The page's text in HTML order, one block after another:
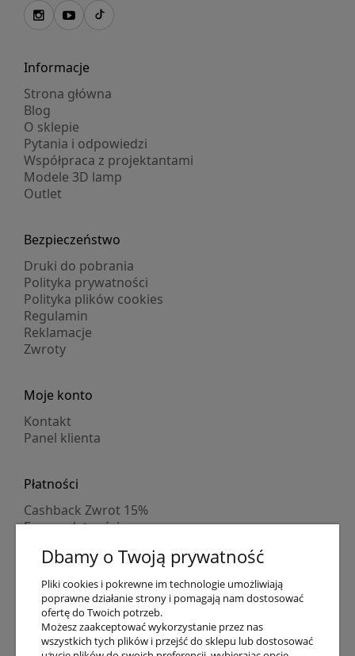
Informacje
Strona główna
Blog
O sklepie
Pytania i odpowiedzi
Współpraca z projektantami
Modele 3D lamp
Outlet
Bezpieczeństwo
Druki do pobrania
Polityka prywatności
Polityka plików cookies
Regulamin
Reklamacje
Zwroty
Moje konto
Kontakt
Panel klienta
Płatności
Cashback Zwrot 15%
Formy płatności
Numer konta
PayPo kupujesz, nie płacisz
Progi rabatowe
Promocje
Dbamy o Twoją prywatność
Pliki cookies i pokrewne im technologie umożliwiają
poprawne działanie strony i pomagają nam dostosować
ofertę do Twoich potrzeb.
Możesz zaakceptować wykorzystanie przez nas
wszystkich tych plików i przejść do sklepu lub dostosować